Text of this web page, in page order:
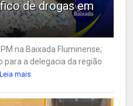
de drogas em
na Baixada Fluminense;
a delegacia da região
Leia mais